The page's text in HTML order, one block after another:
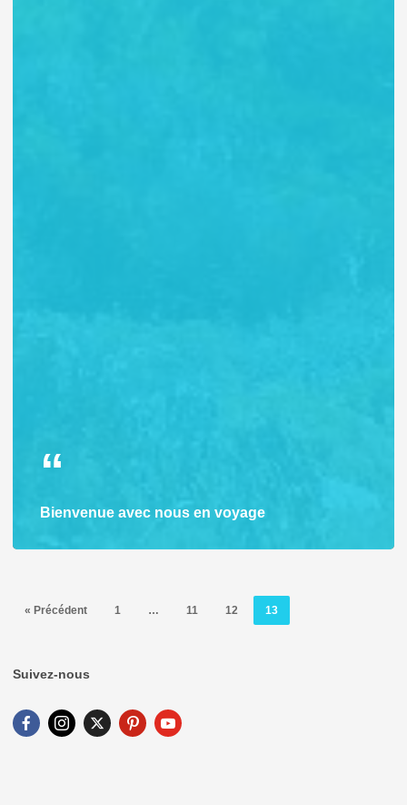
Bienvenue avec nous en voyage
« Précédent 1 … 11 12 13
Suivez-nous